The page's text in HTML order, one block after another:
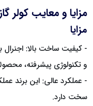
مزایا و معایب کولر
مزایا
- کیفیت ساخت بالا: اجنرال
و تکنولوژی پیشرفته،
- عملکرد عالی: این برند
سخت دارد.